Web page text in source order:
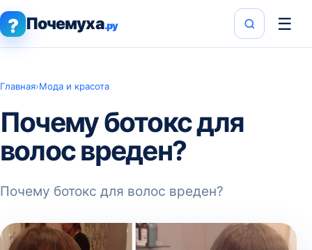
? Почемуха.ру ☰
Главная›Мода и красота
Почему ботокс для
волос вреден?
Почему ботокс для волос вреден?